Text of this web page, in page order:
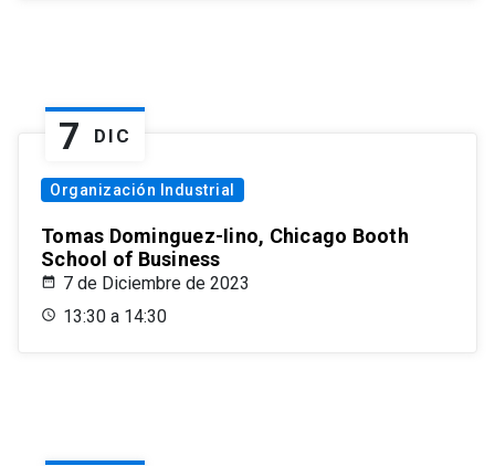
7 DIC
Organización Industrial
Tomas Dominguez-Iino, Chicago Booth
School of Business
7 de Diciembre de 2023
13:30 a 14:30